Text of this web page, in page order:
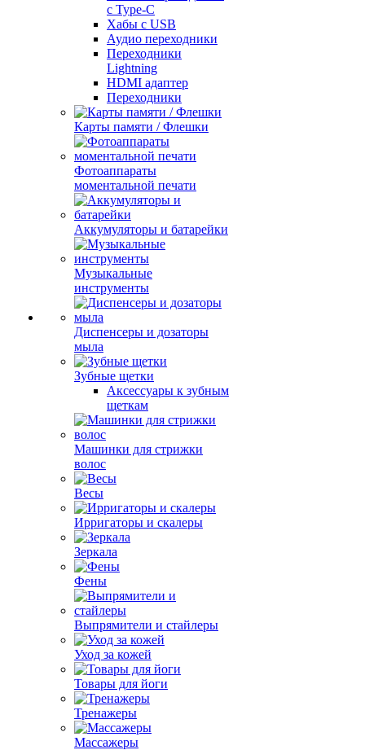
с Type-C
Хабы с USB
Аудио переходники
Переходники
Lightning
HDMI адаптер
Переходники
Карты памяти / Флешки
Фотоаппараты
моментальной печати
Аккумуляторы и батарейки
Музыкальные
инструменты
Диспенсеры и дозаторы
мыла
Зубные щетки
Аксессуары к зубным
щеткам
Машинки для стрижки
волос
Весы
Ирригаторы и скалеры
Зеркала
Фены
Выпрямители и стайлеры
Уход за кожей
Товары для йоги
Тренажеры
Массажеры